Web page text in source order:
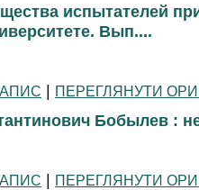
испытателей
Вып....
| ПЕРЕГЛЯНУТИ
Бобылев :
| ПЕРЕГЛЯНУТИ